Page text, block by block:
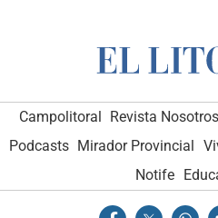
Campolitoral Revista Nosotros
Podcasts Mirador Provincial
Notife